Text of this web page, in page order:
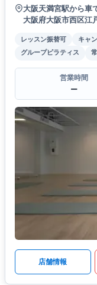
大阪天満宮駅から車
大阪府大阪市西区江
レッスン振替可 キャ
グループピラティス
営業時間
ー
店舗情報